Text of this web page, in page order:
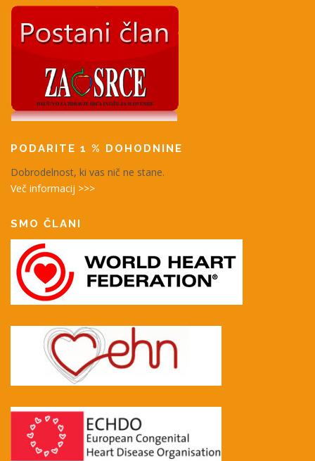
PODARITE 1 % DOHODNINE
Dobrodelnost, ki vas nič ne stane.
Več informacij >>>
SMO ČLANI